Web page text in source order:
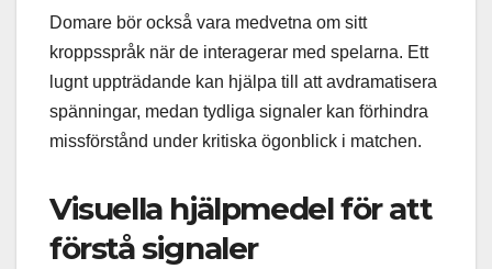
Domare bör också vara medvetna om sitt
kroppsspråk när de interagerar med spelarna. Ett
lugnt uppträdande kan hjälpa till att avdramatisera
spänningar, medan tydliga signaler kan förhindra
missförstånd under kritiska ögonblick i matchen.
Visuella hjälpmedel för att
förstå signaler